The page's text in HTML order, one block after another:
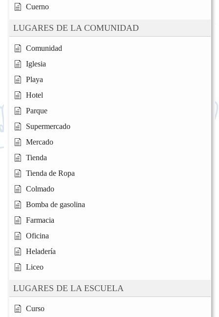
Cuerno
LUGARES DE LA COMUNIDAD
Comunidad
Iglesia
Playa
Hotel
Parque
Supermercado
Mercado
Tienda
Tienda de Ropa
Colmado
Bomba de gasolina
Farmacia
Oficina
Heladería
Liceo
LUGARES DE LA ESCUELA
Curso